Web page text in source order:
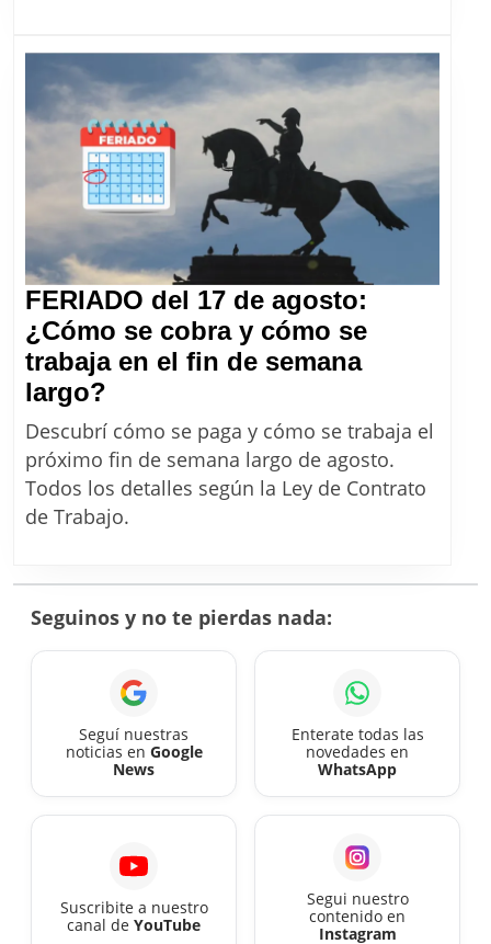
Cuánto
cuesta
y
qué
cubre
FERIADO del 17 de agosto:
¿Cómo se cobra y cómo se
trabaja en el fin de semana
largo?
del
17
de
agosto:
cobra
se
trabaja
en
el
fin
de
semana
largo?
Descubrí cómo se paga y cómo se trabaja el
próximo fin de semana largo de agosto.
Todos los detalles según la Ley de Contrato
de Trabajo.
Seguinos y no te pierdas nada:
Seguí nuestras
noticias en Google
News
Enterate todas las
novedades en
WhatsApp
Suscribite a nuestro
canal de YouTube
Segui nuestro
contenido en
Instagram